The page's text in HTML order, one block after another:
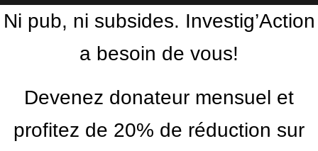
Ni pub, ni subsides. Investig’Action
a besoin de vous!
Devenez donateur mensuel et
profitez de 20% de réduction sur